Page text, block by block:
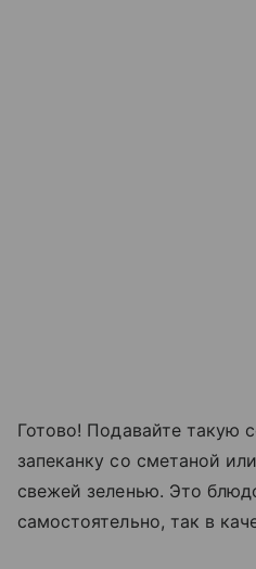
Готово! Подавайте такую
запеканку со сметаной
свежей зеленью. Это
самостоятельно, так в